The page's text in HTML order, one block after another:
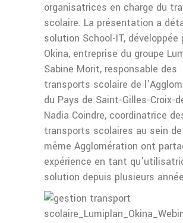
organisatrices en charge du
scolaire. La présentation a
solution School-IT, développée
Okina, entreprise du groupe
Sabine Morit, responsable des
transports scolaire de
du Pays de Saint-Gilles-Croix-
Nadia Coindre, coordinatrice
transports scolaires au sein
même Agglomération ont
expérience en tant
solution depuis plusieurs